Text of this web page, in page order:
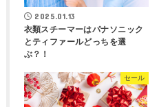
2025.01.13
衣類スチーマーはパナソニック
とティファールどっちを選
ぶ？！
セール